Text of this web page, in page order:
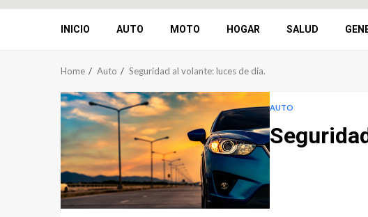
INICIO AUTO MOTO HOGAR SALUD
Home Auto Seguridad al volante: luces de día.
AUTO